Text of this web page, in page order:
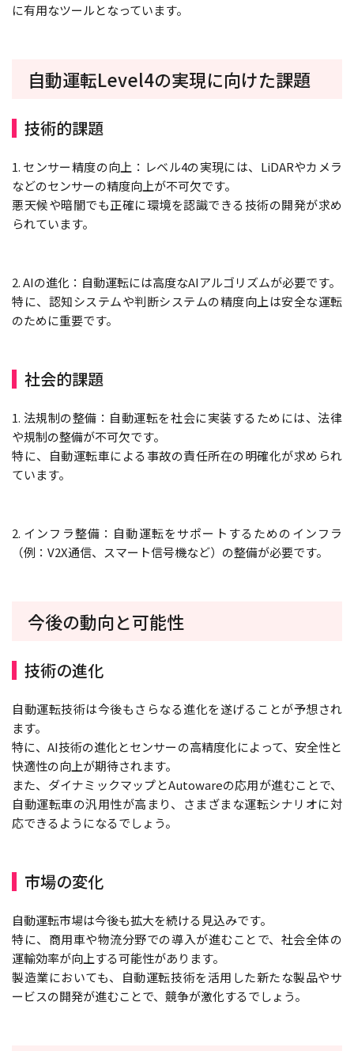
に有用なツールとなっています。
自動運転Level4の実現に向けた課題
技術的課題
1. センサー精度の向上：レベル4の実現には、LiDARやカメラ
などのセンサーの精度向上が不可欠です。
悪天候や暗闇でも正確に環境を認識できる技術の開発が求め
られています。
2. AIの進化：自動運転には高度なAIアルゴリズムが必要です。
特に、認知システムや判断システムの精度向上は安全な運転
のために重要です。
社会的課題
1. 法規制の整備：自動運転を社会に実装するためには、法律
や規制の整備が不可欠です。
特に、自動運転車による事故の責任所在の明確化が求められ
ています。
2. インフラ整備：自動運転をサポートするためのインフラ
（例：V2X通信、スマート信号機など）の整備が必要です。
今後の動向と可能性
技術の進化
自動運転技術は今後もさらなる進化を遂げることが予想され
ます。
特に、AI技術の進化とセンサーの高精度化によって、安全性と
快適性の向上が期待されます。
また、ダイナミックマップとAutowareの応用が進むことで、
自動運転車の汎用性が高まり、さまざまな運転シナリオに対
応できるようになるでしょう。
市場の変化
自動運転市場は今後も拡大を続ける見込みです。
特に、商用車や物流分野での導入が進むことで、社会全体の
運輸効率が向上する可能性があります。
製造業においても、自動運転技術を活用した新たな製品やサ
ービスの開発が進むことで、競争が激化するでしょう。